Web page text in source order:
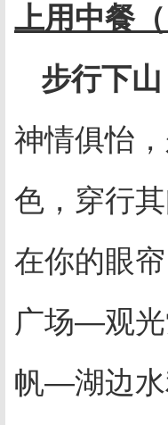
上用中餐（
步行下山
神情俱怡
色，穿行
在你的眼
广场—观
帆—湖边